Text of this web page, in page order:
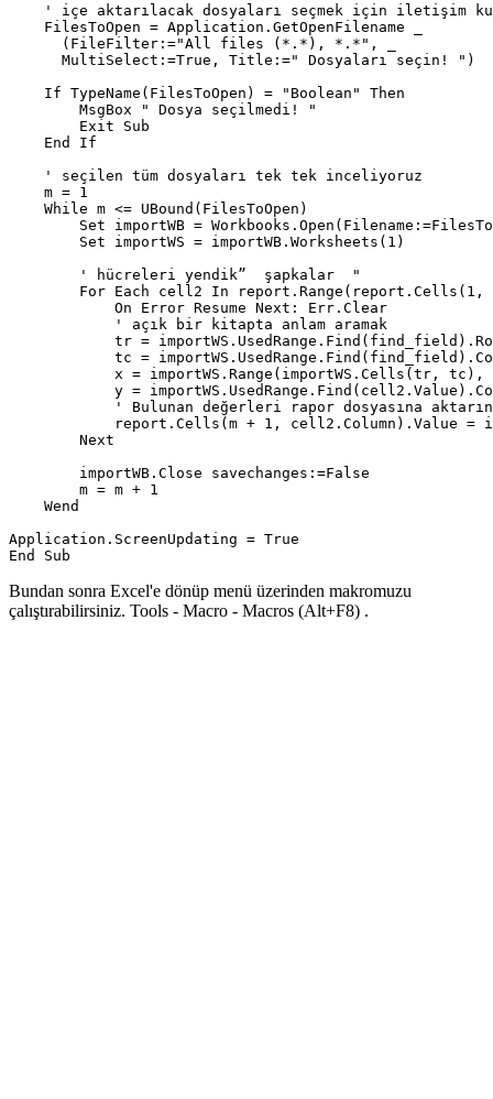
' içe aktarılacak dosyaları seçmek için iletişim
    FilesToOpen = Application.GetOpenFilename _
      (FileFilter:="All files (*.*), *.*", _
      MultiSelect:=True, Title:=" Dosyaları seçin! ")
    If TypeName(FilesToOpen) = "Boolean" Then
        MsgBox " Dosya seçilmedi! "
        Exit Sub
    End If
    ' seçilen tüm dosyaları tek tek inceliyoruz
    m = 1
    While m <= UBound(FilesToOpen)
Set importWB =
        Set importWS = importWB.Worksheets(1)
        ' hücreleri yendik”  şapkalar  "
For Each cell2 In
            On Error Resume Next: Err.Clear
            ' açık bir kitapta anlam aramak
tr =
tc =
x = importWS.Range(importWS.Cells(tr,
y =
' Bulunan değerleri rapor dosyasına
report.Cells(m + 1, cell2.Column).Value =
        Next
        importWB.Close savechanges:=False
        m = m + 1
    Wend
Application.ScreenUpdating = True
Bundan sonra Excel'e dönüp menü üzerinden makromuzu
çalıştırabilirsiniz. Tools - Macro - Macros (Alt+F8) .